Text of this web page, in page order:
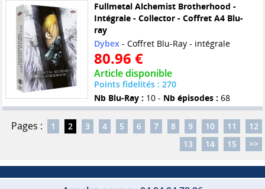
Fullmetal Alchemist Brotherhood -
Intégrale - Collector - Coffret A4 Blu-
ray
Dybex- Coffret Blu-Ray - intégrale
80.96 €
Article disponible
Points fidelités : 270
Nb Blu-Ray : 10 - Nb épisodes : 68
Pages : 1 2 3 4 5 6 7 8 9 10 11
12
13
14 15 >>